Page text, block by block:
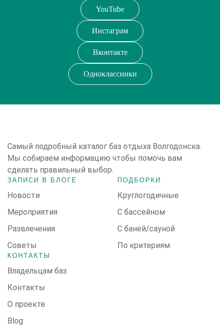
YouTube
Инстаграм
Вконтакте
Одноклассники
Cамый подробный каталог баз отдыха Волгодонска.
Мы собираем информацию чтобы помочь вам
сделать правильный выбор.
ЗАПИСИ В БЛОГЕ
Новости
Мероприятия
Развлечения
Советы
ПОДБОРКИ
Круглогодичные
С бассейном
С баней/сауной
По критериям
КОНТАКТЫ
Владельцам баз
Контакты
О проекте
Blog